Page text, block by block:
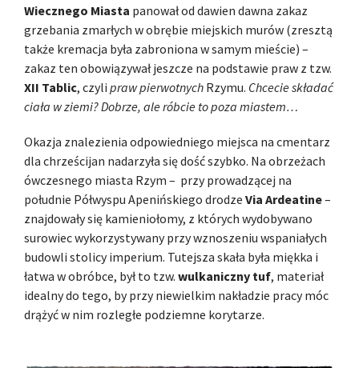
Wiecznego Miasta panował od dawien dawna zakaz
grzebania zmarłych w obrębie miejskich murów (zresztą
także kremacja była zabroniona w samym mieście) –
zakaz ten obowiązywał jeszcze na podstawie praw z tzw.
XII Tablic, czyli praw pierwotnych Rzymu. Chcecie składać
ciała w ziemi? Dobrze, ale róbcie to poza miastem…
Okazja znalezienia odpowiedniego miejsca na cmentarz
dla chrześcijan nadarzyła się dość szybko. Na obrzeżach
ówczesnego miasta Rzym – przy prowadzącej na
południe Półwyspu Apenińskiego drodze Via Ardeatine–
znajdowały się kamieniołomy, z których wydobywano
surowiec wykorzystywany przy wznoszeniu wspaniałych
budowli stolicy imperium. Tutejsza skała była miękka i
łatwa w obróbce, był to tzw. wulkaniczny tuf, materiał
idealny do tego, by przy niewielkim nakładzie pracy móc
drążyć w nim rozległe podziemne korytarze.